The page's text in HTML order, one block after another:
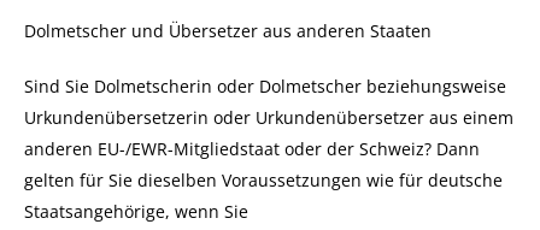
Dolmetscher und Übersetzer aus anderen Staaten
Sind Sie Dolmetscherin oder Dolmetscher beziehungsweise
Urkundenübersetzerin oder Urkundenübersetzer aus einem
anderen EU-/EWR-Mitgliedstaat oder der Schweiz? Dann
gelten für Sie dieselben Voraussetzungen wie für deutsche
Staatsangehörige, wenn Sie